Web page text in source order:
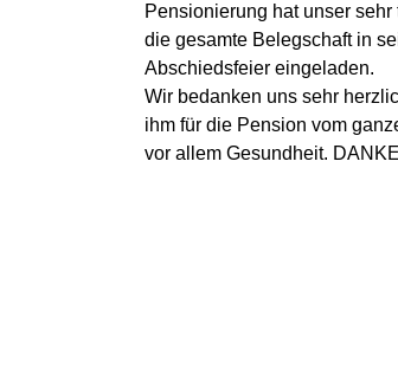
Pensionierung hat unser
die gesamte Belegschaft in
Abschiedsfeier eingeladen.
Wir bedanken uns sehr
ihm für die Pension vom
vor allem Gesundheit.